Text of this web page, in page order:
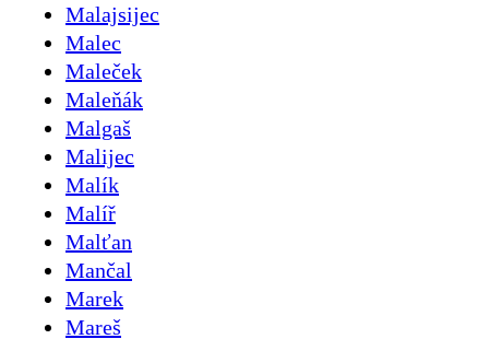
Malajsijec
Malec
Maleček
Maleňák
Malgaš
Malijec
Malík
Malíř
Malťan
Mančal
Marek
Mareš